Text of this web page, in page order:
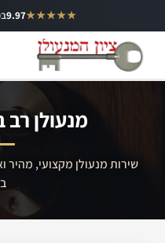
לתוכן
★★★★★
9.97 באר יעקב
ראשון לציון
רמלה
מנעולן